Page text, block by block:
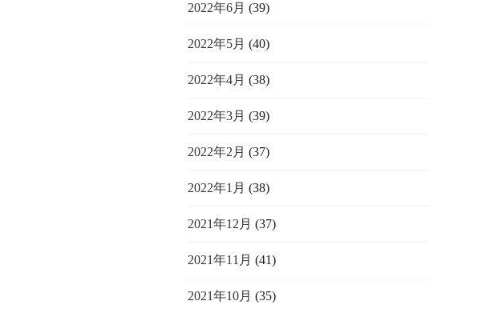
2022年6月 (39)
2022年5月 (40)
2022年4月 (38)
2022年3月 (39)
2022年2月 (37)
2022年1月 (38)
2021年12月 (37)
2021年11月 (41)
2021年10月 (35)